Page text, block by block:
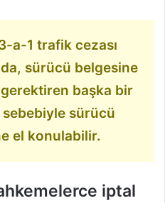
a-1 trafik cezası
sürücü belgesine
başka bir
sürücü
el konulabilir.
iptal